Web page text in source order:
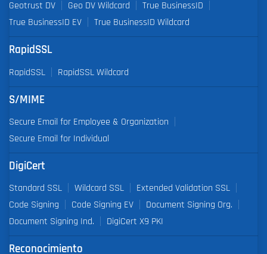
Geotrust DV Geo DV Wildcard
True BusinessID
True BusinessID EV
True BusinessID Wildcard
RapidSSL
RapidSSL RapidSSL Wildcard
S/MIME
Secure Email for Employee & Organization
Secure Email for Individual
DigiCert
Standard SSL Wildcard SSL
Extended Validation SSL
Code Signing
Code Signing EV
Document Signing Org.
Document Signing Ind.
DigiCert X9 PKI
Reconocimiento